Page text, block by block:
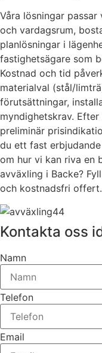
Våra lösningar
och vardagsrum,
planlösningar i
fastighetsägare som
Kostnad och tid
materialval (stål/
förutsättningar,
myndighetskrav.
preliminär
du ett fast
om hur vi kan riva en
avväxling i Backe?
och kostnadsfri offert.
Kontakta oss
Namn
Telefon
Email